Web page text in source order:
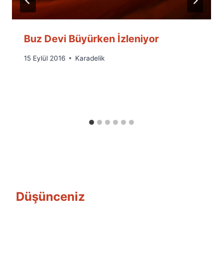
Buz Devi Büyürken İzleniyor
By
15 Eylül 2016 Karadelik
Düşünceniz